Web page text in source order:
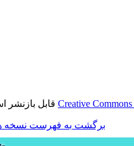
بازنشر است.
نسخه ها